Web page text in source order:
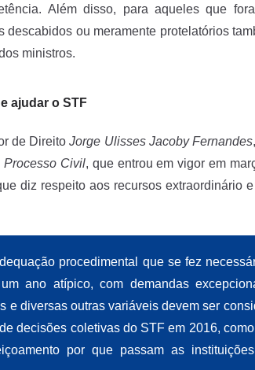
Além disso, para aqueles que
descabidos ou meramente protelatórios
ministros.
ajudar o STF
de DireitoJorge Ulisses Jacoby Fernandes
Civil, que entrou em vigor em
diz respeito aos recursos extraordinário
procedimental que se fez
ano atípico, com demandas
e diversas outras variáveis devem ser
decisões coletivas do STF em 2016,
por que passam as